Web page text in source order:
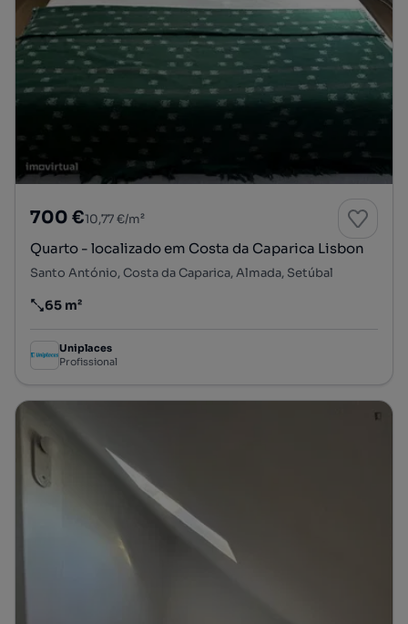
700 €10,77 €/m²
Quarto - localizado em Costa da Caparica Lisbon
Santo António, Costa da Caparica, Almada, Setúbal
Preço por metro quadrado
65 m²
Uniplaces
Profissional